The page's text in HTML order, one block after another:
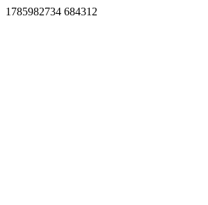
1785982734 684312